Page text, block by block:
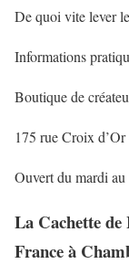
De quoi vite lever
Informations
Boutique de
175 rue Croix
Ouvert du mardi
La Cachette de
France à